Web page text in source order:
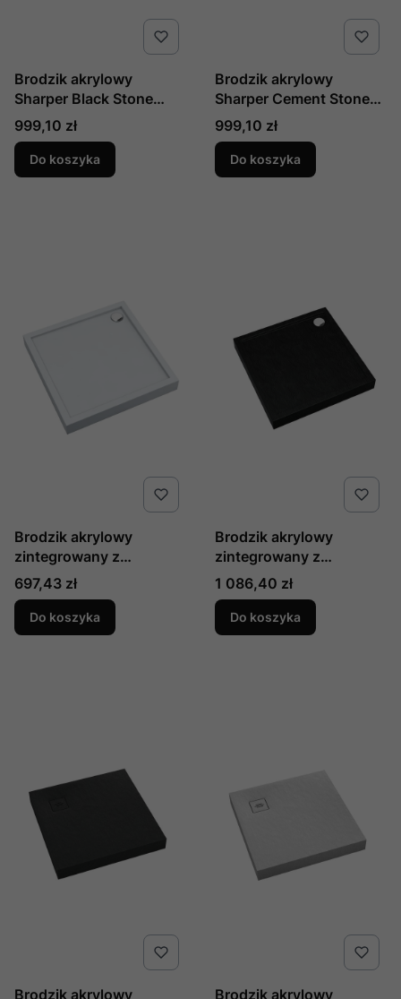
Brodzik akrylowy
Sharper Black Stone
90x90x4,5 cm,
kwadratowy, produkcji
Schedline, nr kat.:
3S.S1K-9090/C/ST
Cena
999,10 zł
Do koszyka
Brodzik akrylowy
Sharper Cement Stone
90x90x4,5 cm,
kwadratowy, produkcji
Schedline, nr kat.:
3S.S1K-9090/CT/ST
Cena
999,10 zł
Do koszyka
Brodzik akrylowy
zintegrowany z
nośnikiem Stabilsound
Plus® oraz obudową
akrylową przeciągniętą
do podłogi Cameron
Cena
697,43 zł
Do koszyka
Brodzik akrylowy
zintegrowany z
nośnikiem Stabilsound
Plus® oraz obudową
akrylową przeciągniętą
do podłogi Cameron
Cena
1 086,40 zł
Do koszyka
Brodzik akrylowy Brodzik akrylowy